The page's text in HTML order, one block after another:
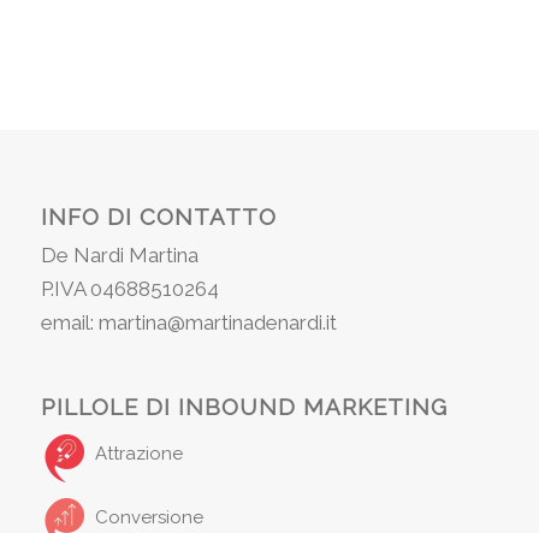
INFO DI CONTATTO
De Nardi Martina
P.IVA 04688510264
email: martina@martinadenardi.it
PILLOLE DI INBOUND MARKETING
Attrazione
Conversione